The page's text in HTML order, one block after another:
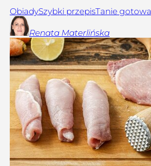
ObiadySzybki przepisTanie
Renata Materlińska